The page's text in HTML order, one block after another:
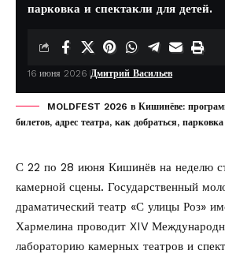
парковка и спектакли для детей.
16 июня 2026 Дмитрий Васильев
MOLDFEST 2026 в Кишинёве:
билетов, адрес театра, как добраться,
С 22 по 28 июня Кишинёв на неделю
камерной сцены. Государственный
драматический театр «С улицы Роз»
Хармелина проводит XIV
лабораторию камерных театров и